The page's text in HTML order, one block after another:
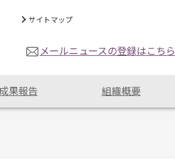
サイトマップ
メールニュースの登録はこちら
成果報告 組織概要